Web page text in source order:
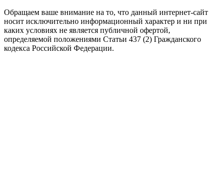
Обращаем ваше внимание на то, что данный интернет-сайт
носит исключительно информационный характер и ни при
каких условиях не является публичной офертой,
определяемой положениями Статьи 437 (2) Гражданского
кодекса Российской Федерации.